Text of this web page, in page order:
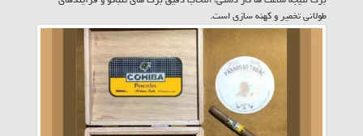
طولانی تخمیر و کهنه سازی است.